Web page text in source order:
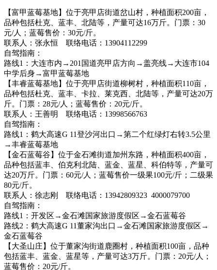
【富甲蓝莓基地】位于亮甲店街道岔山村，种植面积200亩，
品种包括杜克、蓝丰、北陆等，产量可达16万斤。门票：30
元/人；蓝莓售价：30元/斤。
联系人：张永恒 联络电话：13904112299
自驾指南：
路线1：大连市内→201国道亮甲店方向→盖亮线→大连市104
中学后身→富甲蓝莓基地
【丰睿蓝莓基地】位于亮甲店街道柳树村，种植面积110亩，
品种包括杜克、蓝丰、卡拉、莱克西、北陆等，产量可达20万
斤。门票：28元/人；蓝莓售价：20元/斤。
联系人：王善明 联络电话：13998566763
自驾指南：
路线1：鹤大高速G 11登沙河出口→第二个红绿灯右转3.5公里
→丰睿蓝莓基地
【金石蓝莓谷】位于金石滩街道加州东路，种植面积400亩，
品种包括蓝丰、伯克利北陆、蓝金、蓝星、科伯特等，产量可
达20万斤。门票：60元/人；蓝莓售价一级果100元/斤；二级果
80元/斤。
联系人：徐志刚 联络电话：13942809323 4000079700
自驾指南：
路线1：开发区→金石滩国家旅游度假区→金石蓝莓谷
路线2：鹤大高速G 11董家沟出口→金石滩国家旅游度假区→
金石蓝莓谷
【大圣山庄】位于董家沟街道鹿圈村，种植面积100亩，品种
包括蓝丰、蓝金、蓝星等，产量可达3万斤。门票：20元/人；
蓝莓售价：20元/斤。